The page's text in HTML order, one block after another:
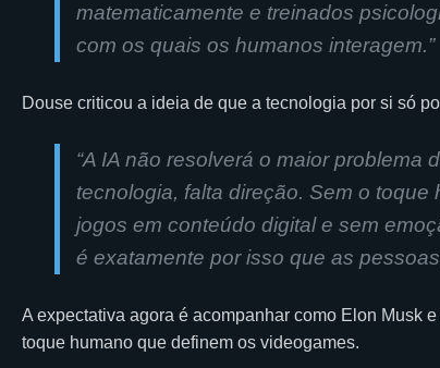
matematicamente e treinados
com os quais os humanos interagem.”
Douse criticou a ideia de que a tecnologia por si só
“A IA não resolverá o maior problema
tecnologia, falta direção. Sem o
jogos em conteúdo digital e sem
é exatamente por isso que as
A expectativa agora é acompanhar como Elon Musk
toque humano que definem os videogames.